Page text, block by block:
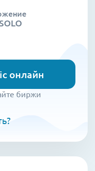
онлайн
биржи